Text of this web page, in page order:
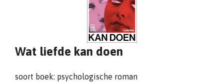
Wat liefde kan doen
soort boek: psychologische roman